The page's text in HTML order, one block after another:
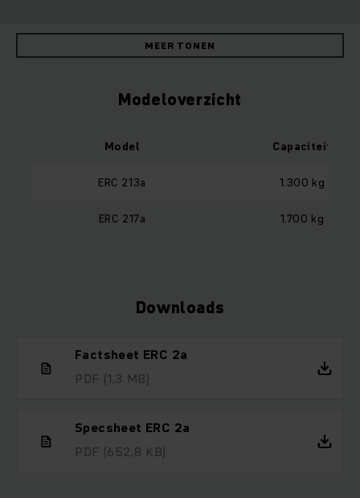
MEER TONEN
Modeloverzicht
Model Capaciteit
ERC 213a 1.300 kg
ERC 217a 1.700 kg
Downloads
Factsheet ERC 2a
PDF (1,3 MB)
Specsheet ERC 2a
PDF (652,8 KB)